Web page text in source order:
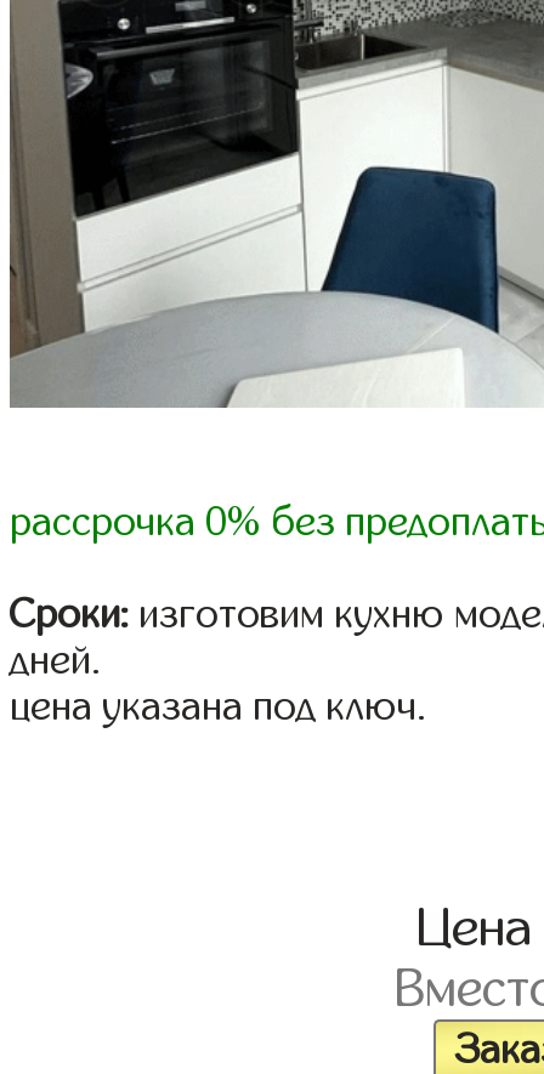
рассрочка 0% без
Сроки: изготовим кухню
дней.
цена указана под ключ.